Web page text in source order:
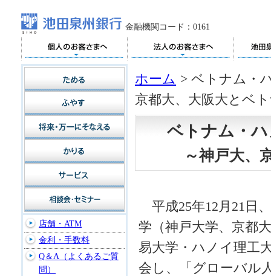
金融機関コード：0161
ホーム > ベトナム・
京都大、大阪大とベ
ベトナム・
～神戸大、
平成25年12月21日
学（神戸大学、京都
易大学・ハノイ理工
会し、「グローバル
店舗・ATM
金利・手数料
Q＆A（よくあるご質
問）